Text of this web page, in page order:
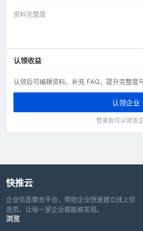
资料完整度
认领收益
认领后可编辑资料、补充 FAQ，提升完整度
认领企业
登录后可认领该企
快推云
企业信息聚合平台，帮助企业快速建立线上信
息页，让每一家企业都能被发现。
浏览